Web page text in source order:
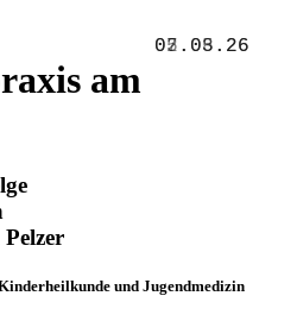
am
und Jugendmedizin
05.03.26
07.05.26
02.08.26